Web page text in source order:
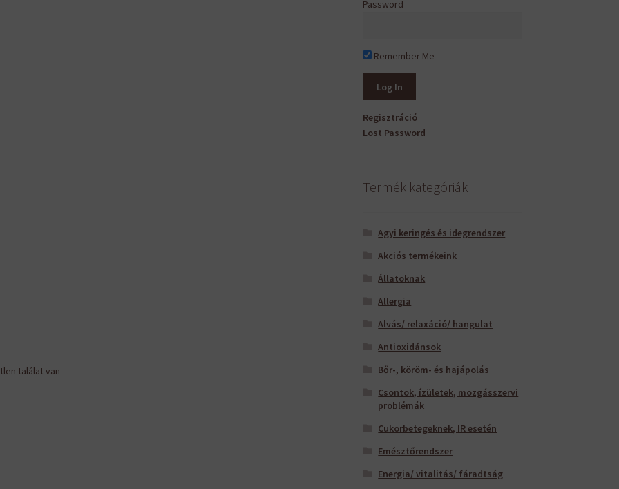
találat van
Password
Remember Me
Regisztráció
Lost Password
Termék kategóriák
Agyi keringés és idegrendszer
Akciós termékeink
Állatoknak
Allergia
Alvás/ relaxáció/ hangulat
Antioxidánsok
Bőr-, köröm- és hajápolás
Csontok, ízületek, mozgásszervi
problémák
Cukorbetegeknek, IR esetén
Emésztőrendszer
Energia/ vitalitás/ fáradtság